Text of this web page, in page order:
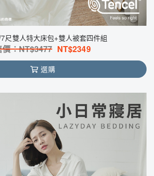
尺雙人特大床包+雙人被套四件組
價：NT$3477 NT$2349
選購